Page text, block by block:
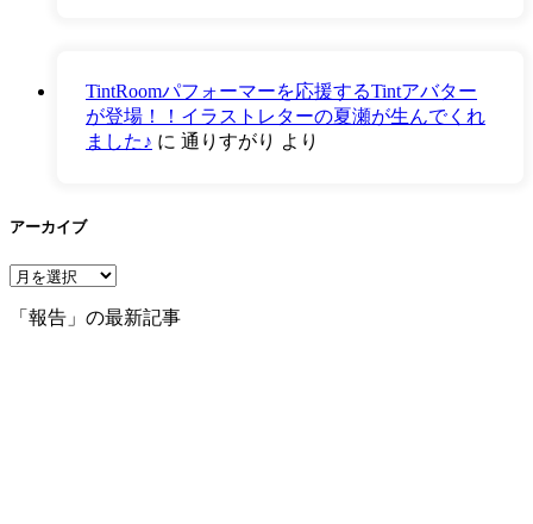
TintRoomパフォーマーを応援するTintアバター
が登場！！イラストレターの夏瀬が生んでくれ
ました♪ に 通りすがり より
アーカイブ
ア
カ「報告」の最新記事